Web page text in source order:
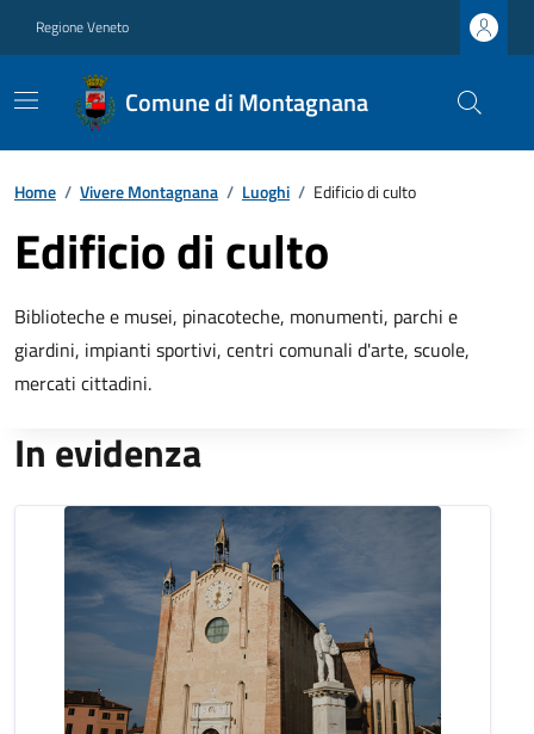
Regione Veneto
Comune di Montagnana
Home / Vivere Montagnana / Luoghi / Edificio di culto
Edificio di culto
Biblioteche e musei, pinacoteche, monumenti, parchi e
giardini, impianti sportivi, centri comunali d'arte, scuole,
mercati cittadini.
In evidenza